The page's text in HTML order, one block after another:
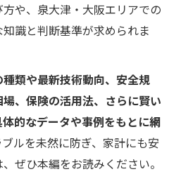
や、泉大津・大阪エリアでの
識と判断基準が求められま
類や最新技術動向、安全規
、保険の活用法、さらに賢い
的なデータや事例をもとに網
ブルを未然に防ぎ、家計にも安
ぜひ本編をお読みください。